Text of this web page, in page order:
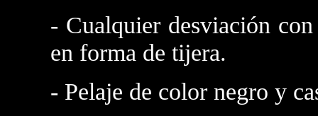
- Cualquier desviación
en forma de tijera.
- Pelaje de color negro y